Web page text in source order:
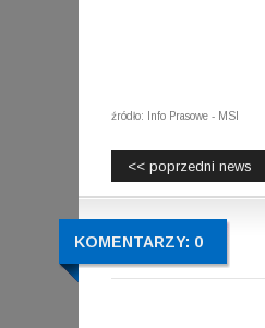
źródło: Info Prasowe - MSI
<< poprzedni news
KOMENTARZY: 0